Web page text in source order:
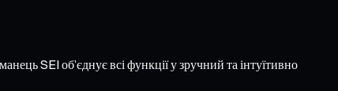
SEI об’єднує всі функції у зручний та інтуїтивно